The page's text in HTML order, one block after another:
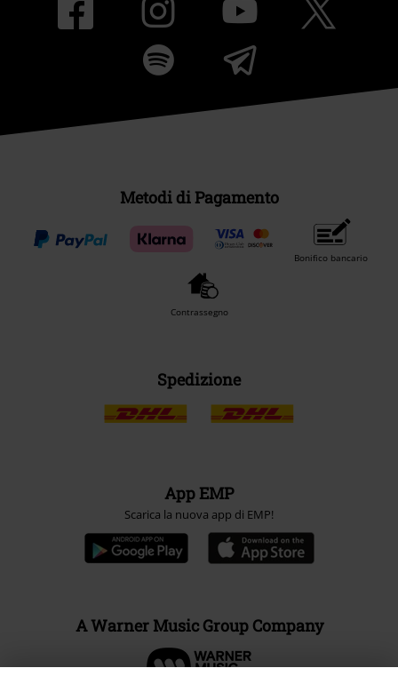
Metodi di Pagamento
Bonifico bancario
Contrassegno
Spedizione
App EMP
Scarica la nuova app di EMP!
A Warner Music Group Company